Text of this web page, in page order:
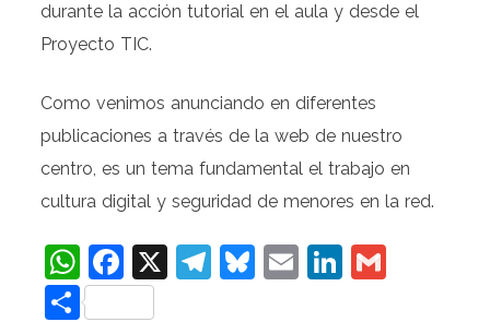
durante la acción tutorial en el aula y desde el
Proyecto TIC.
Como venimos anunciando en diferentes
publicaciones a través de la web de nuestro
centro, es un tema fundamental el trabajo en
cultura digital y seguridad de menores en la red.
WhatsApp
Facebook
X Telegram
Bluesky
EmailLinkedIn
Compartir